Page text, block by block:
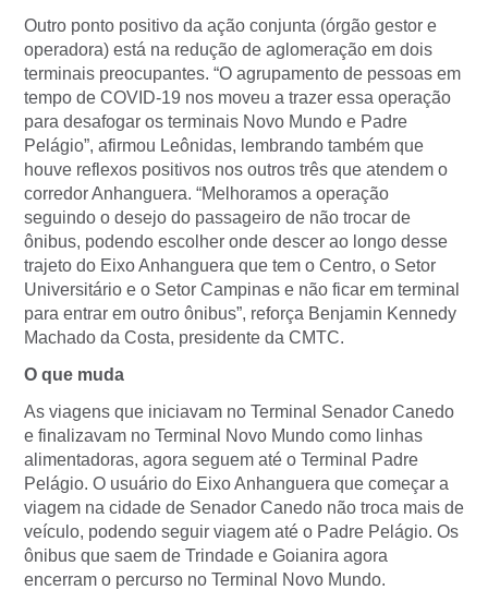
Outro ponto positivo da ação conjunta (órgão gestor e
operadora) está na redução de aglomeração em dois
terminais preocupantes. “O agrupamento de pessoas em
tempo de COVID-19 nos moveu a trazer essa operação
para desafogar os terminais Novo Mundo e Padre
Pelágio”, afirmou Leônidas, lembrando também que
houve reflexos positivos nos outros três que atendem o
corredor Anhanguera. “Melhoramos a operação
seguindo o desejo do passageiro de não trocar de
ônibus, podendo escolher onde descer ao longo desse
trajeto do Eixo Anhanguera que tem o Centro, o Setor
Universitário e o Setor Campinas e não ficar em terminal
para entrar em outro ônibus”, reforça Benjamin Kennedy
Machado da Costa, presidente da CMTC.
O que muda
As viagens que iniciavam no Terminal Senador Canedo
e finalizavam no Terminal Novo Mundo como linhas
alimentadoras, agora seguem até o Terminal Padre
Pelágio. O usuário do Eixo Anhanguera que começar a
viagem na cidade de Senador Canedo não troca mais de
veículo, podendo seguir viagem até o Padre Pelágio. Os
ônibus que saem de Trindade e Goianira agora
encerram o percurso no Terminal Novo Mundo.